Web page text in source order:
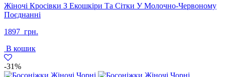
Жіночі Кросівки З Екошкіри Та Сітки У Молочно-Червоному
Поєднанні
1897 грн.
В кошик
-31%